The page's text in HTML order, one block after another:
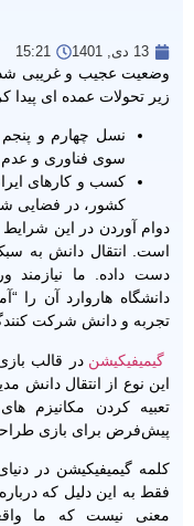
13 دی, 1401 15:21
وضعیت عجیب و غریبی
زیر تحولات عمده ای پیدا
نسل چهارم و
سوی فناوری و
کسب و کارهای
کشور، در فضایی
دوام آوردن در این شرایط
است. انتقال دانش به
دست داده. ما نیازمند
دانشگاه هاروارد آن را
تجربه و دانش شرکت
گیمیفیکیشن در قالب
این نوع از انتقال دانش
تعبیه کردن مکانیزم
پیش‌فرض برای بازی
کلمه گیمیفیکیشن در
فقط به این دلیل که
معنی نیست که ما